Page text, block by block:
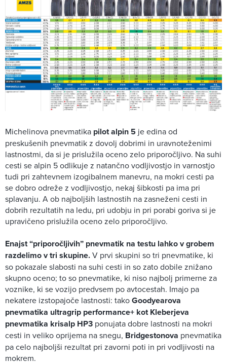
Michelinova pnevmatika pilot alpin 5 je edina od
preskušenih pnevmatik z dovolj dobrimi in uravnoteženimi
lastnostmi, da si je prislužila oceno zelo priporočljivo. Na suhi
cesti se alpin 5 odlikuje z natančno vodljivostjo in varnostjo
tudi pri zahtevnem izogibalnem manevru, na mokri cesti pa
se dobro odreže z vodljivostjo, nekaj šibkosti pa ima pri
splavanju. A ob najboljših lastnostih na zasneženi cesti in
dobrih rezultatih na ledu, pri udobju in pri porabi goriva si je
upravičeno prislužila oceno zelo priporočljivo.
Enajst “priporočljivih” pnevmatik na testu lahko v grobem
razdelimo v tri skupine.V prvi skupini so tri pnevmatike, ki
so pokazale slabosti na suhi cesti in so zato dobile znižano
skupno oceno; to so pnevmatike, ki niso najbolj primerne za
voznike, ki se vozijo predvsem po avtocestah. Imajo pa
nekatere izstopajoče lastnosti: takoGoodyearova
pnevmatika ultragrip performance+ kot Kleberjeva
pnevmatika krisalp HP3 ponujata dobre lastnosti na mokri
cesti in veliko oprijema na snegu, Bridgestonova pnevmatika
pa celo najboljši rezultat pri zavorni poti in pri vodljivosti na
mokrem.